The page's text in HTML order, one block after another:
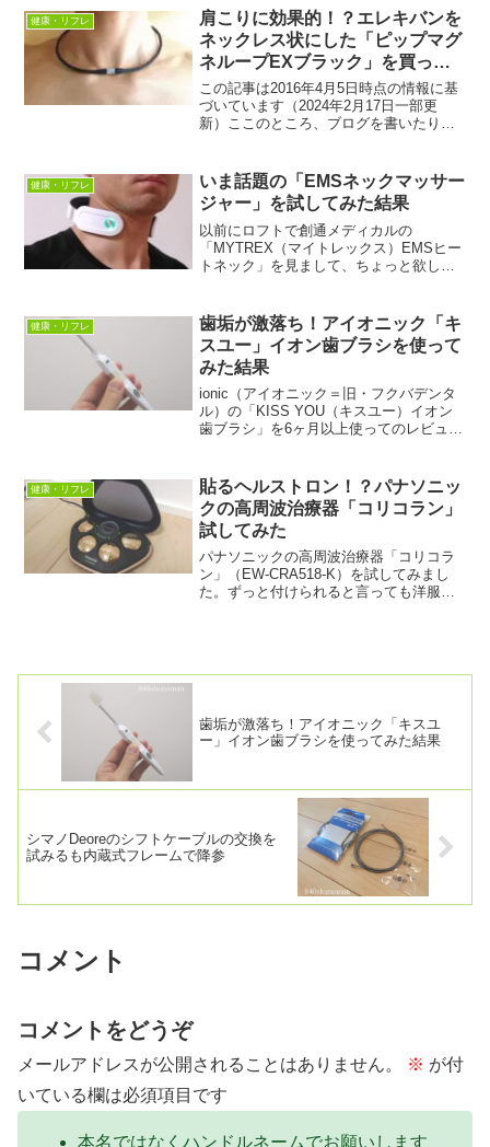
ースンガンのほうが小型で1分あたりの振
動回数は少なめですが、決してパワー不
足ではありません。また、デジタル表示
が見やすいです。
健康・リフレ
肩こりに効果的！？エレキバンを
ネックレス状にした「ピップマグ
ネループEXブラック」を買って
みた
この記事は2016年4月5日時点の情報に基
づいています（2024年2月17日一部更
新）ここのところ、ブログを書いたり、
れていました。ってゆーか、肩こりなん
て今に始まった...
健康・リフレ
いま話題の「EMSネックマッサー
ジャー」を試してみた結果
以前にロフトで創通メディカルの
「MYTREX（マイトレックス）EMSヒー
トネック」を見まして、ちょっと欲しい
ムロンの温熱低周波治療器もあります。
こういうのにあちこち手を...
健康・リフレ
歯垢が激落ち！アイオニック「キ
スユー」イオン歯ブラシを使って
みた結果
ionic（アイオニック＝旧・フクバデンタ
ル）の「KISS YOU（キスユー）イオン
歯ブラシ」を6ヶ月以上使ってのレビュー
して困るほどです。ブラシのみ交換でエ
コ、価格も安くて助かります。
健康・リフレ
貼るヘルストロン！？パナソニッ
クの高周波治療器「コリコラン」
試してみた
パナソニックの高周波治療器「コリコラ
ン」（EW-CRA518-K）を試してみまし
た。ずっと付けられると言っても洋服に
と思います。
歯垢が激落ち！アイオニック「キスユ
ー」イオン歯ブラシを使ってみた結果
シマノDeoreのシフトケーブルの交換を
試みるも内蔵式フレームで降参
コメント
コメントをどうぞ
メールアドレスが公開されることはありません。 ※ が付
いている欄は必須項目です
本名ではなくハンドルネームでお願いします